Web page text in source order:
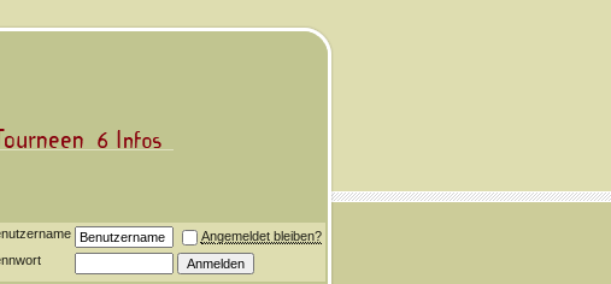
Angemeldet bleiben?